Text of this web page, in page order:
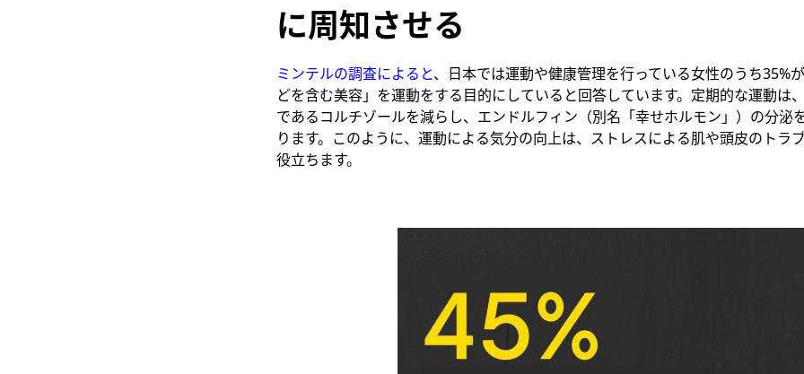
に周知させる
ミンテルの調査によると、日本では運動や健康管理を行っている女性のうち35%
どを含む美容」を運動をする目的にしていると回答しています。定期的な運動は
であるコルチゾールを減らし、エンドルフィン（別名「幸せホルモン」）の分泌
ります。このように、運動による気分の向上は、ストレスによる肌や頭皮のトラ
役立ちます。